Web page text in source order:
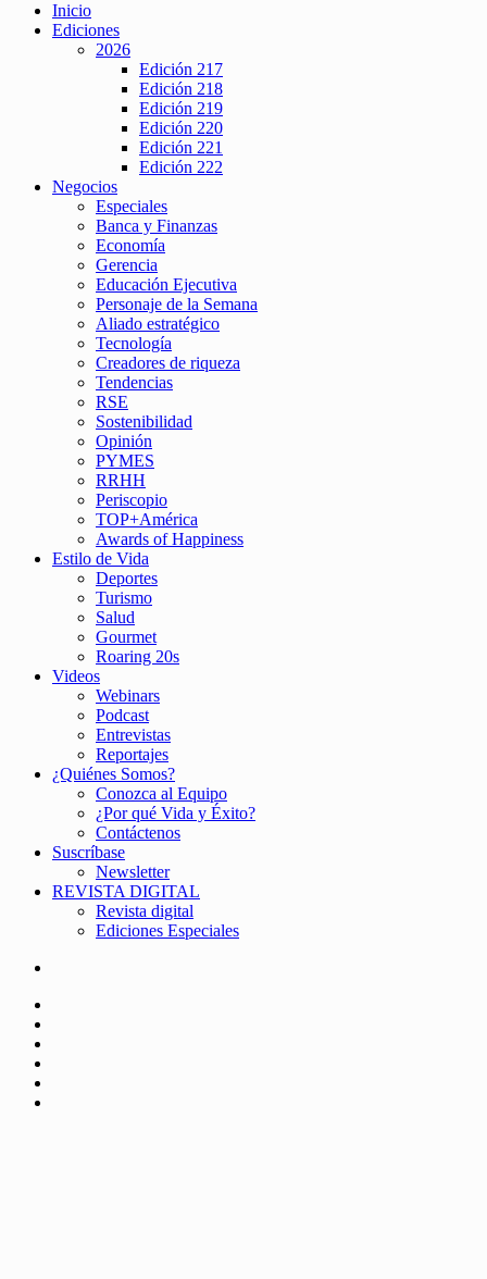
Inicio
Ediciones
2026
Edición 217
Edición 218
Edición 219
Edición 220
Edición 221
Edición 222
Negocios
Especiales
Banca y Finanzas
Economía
Gerencia
Educación Ejecutiva
Personaje de la Semana
Aliado estratégico
Tecnología
Creadores de riqueza
Tendencias
RSE
Sostenibilidad
Opinión
PYMES
RRHH
Periscopio
TOP+América
Awards of Happiness
Estilo de Vida
Deportes
Turismo
Salud
Gourmet
Roaring 20s
Videos
Webinars
Podcast
Entrevistas
Reportajes
¿Quiénes Somos?
Conozca al Equipo
¿Por qué Vida y Éxito?
Contáctenos
Suscríbase
Newsletter
REVISTA DIGITAL
Revista digital
Ediciones Especiales